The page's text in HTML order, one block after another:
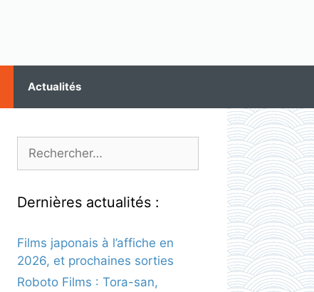
Actualités
Rechercher :
Dernières actualités :
Films japonais à l’affiche en
2026, et prochaines sorties
Roboto Films : Tora-san,